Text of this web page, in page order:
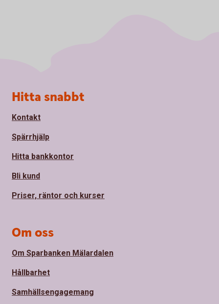
Sidfot
Hitta snabbt
Kontakt
Spärrhjälp
Hitta bankkontor
Bli kund
Priser, räntor och kurser
Om oss
Om Sparbanken Mälardalen
Hållbarhet
Samhällsengagemang